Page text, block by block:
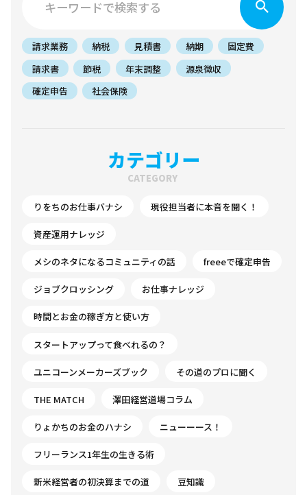
請求業務 納税 見積書 納期
固定費
請求書
節税 年末調整
源泉徴収
確定申告
社会保険
カテゴリー
CATEGORY
りをちのお仕事バナシ 現役担当者に本音を聞く！
資産運用ナレッジ
メシのネタになるコミュニティの話 freeeで確定申告
ジョブクロッシング お仕事ナレッジ
時間とお金の稼ぎ方と使い方
スタートアップって食べれるの？
ユニコーンメーカーズブック その道のプロに聞く
THE MATCH 澤田経営道場コラム
りょかちのお金のハナシ ニューーース！
フリーランス1年生の生きる術
新米経営者の初決算までの道 豆知識